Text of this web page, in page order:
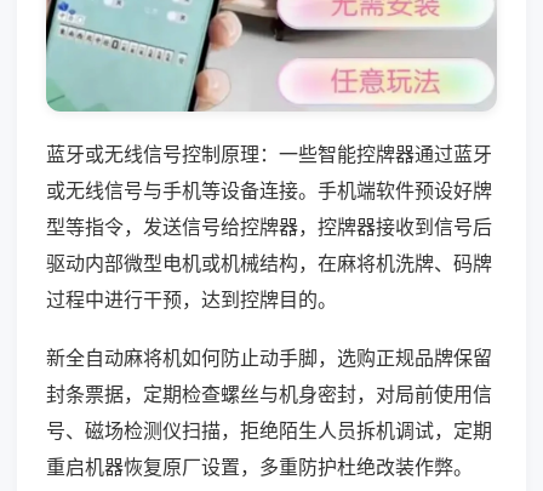
蓝牙或无线信号控制原理：一些智能控牌器通过蓝牙
或无线信号与手机等设备连接。手机端软件预设好牌
型等指令，发送信号给控牌器，控牌器接收到信号后
驱动内部微型电机或机械结构，在麻将机洗牌、码牌
过程中进行干预，达到控牌目的。
新全自动麻将机如何防止动手脚，选购正规品牌保留
封条票据，定期检查螺丝与机身密封，对局前使用信
号、磁场检测仪扫描，拒绝陌生人员拆机调试，定期
重启机器恢复原厂设置，多重防护杜绝改装作弊。